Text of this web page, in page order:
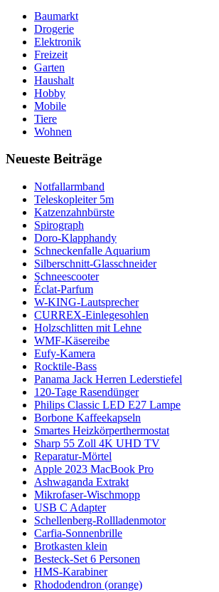
Baumarkt
Drogerie
Elektronik
Freizeit
Garten
Haushalt
Hobby
Mobile
Tiere
Wohnen
Neueste Beiträge
Notfallarmband
Teleskopleiter 5m
Katzenzahnbürste
Spirograph
Doro-Klapphandy
Schneckenfalle Aquarium
Silberschnitt-Glasschneider
Schneescooter
Éclat-Parfum
W-KING-Lautsprecher
CURREX-Einlegesohlen
Holzschlitten mit Lehne
WMF-Käsereibe
Eufy-Kamera
Rocktile-Bass
Panama Jack Herren Lederstiefel
120-Tage Rasendünger
Philips Classic LED E27 Lampe
Borbone Kaffeekapseln
Smartes Heizkörperthermostat
Sharp 55 Zoll 4K UHD TV
Reparatur-Mörtel
Apple 2023 MacBook Pro
Ashwaganda Extrakt
Mikrofaser-Wischmopp
USB C Adapter
Schellenberg-Rollladenmotor
Carfia-Sonnenbrille
Brotkasten klein
Besteck-Set 6 Personen
HMS-Karabiner
Rhododendron (orange)